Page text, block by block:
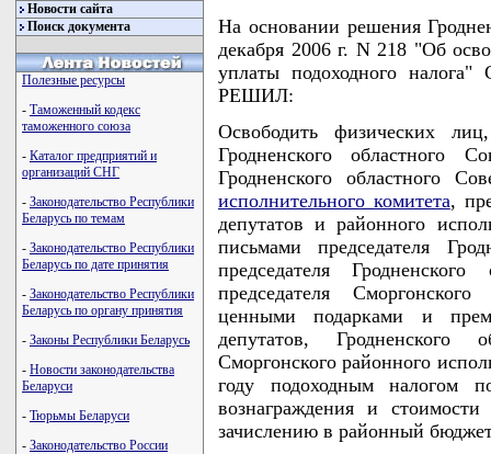
Новости сайта
Поиск документа
Полезные ресурсы
- Таможенный кодекс
таможенного союза
- Каталог предприятий и
организаций СНГ
- Законодательство Республики
Беларусь по темам
- Законодательство Республики
Беларусь по дате принятия
- Законодательство Республики
Беларусь по органу принятия
- Законы Республики Беларусь
- Новости законодательства
Беларуси
- Тюрьмы Беларуси
- Законодательство России
На основании решения
декабря 2006 г. N 218 "Об
уплаты подоходного
РЕШИЛ:
Освободить физических
Гродненского областного
Гродненского областного
исполнительного комитета,
депутатов и районного
письмами председателя
председателя Гродненского
председателя
ценными подарками и
депутатов, Гродненского
Сморгонского районного
году подоходным налогом
вознаграждения и
зачислению в районный